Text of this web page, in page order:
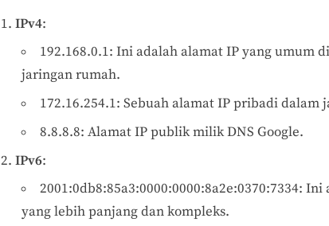
IPv4:
192.168.0.1: Ini adalah alamat IP yang umum
jaringan rumah.
172.16.254.1: Sebuah alamat IP pribadi dalam
8.8.8.8: Alamat IP publik milik DNS Google.
IPv6:
2001:0db8:85a3:0000:0000:8a2e:0370:7334:
yang lebih panjang dan kompleks.